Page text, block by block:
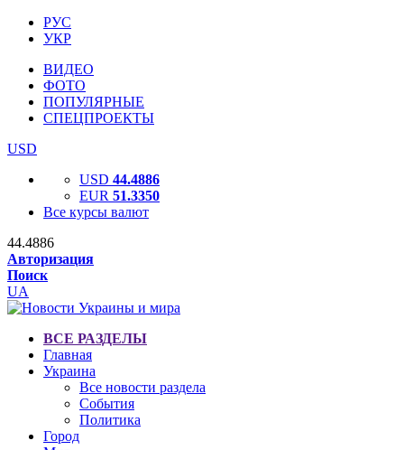
РУС
УКР
ВИДЕО
ФОТО
ПОПУЛЯРНЫЕ
СПЕЦПРОЕКТЫ
USD
USD 44.4886
EUR 51.3350
Все курсы валют
44.4886
Авторизация
Поиск
UA
ВСЕ РАЗДЕЛЫ
Главная
Украина
Все новости раздела
События
Политика
Город